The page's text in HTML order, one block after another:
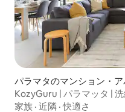
パラマタのマンション・ア
KozyGuru | パラマッタ |
家族 · 近隣 ·快適さ